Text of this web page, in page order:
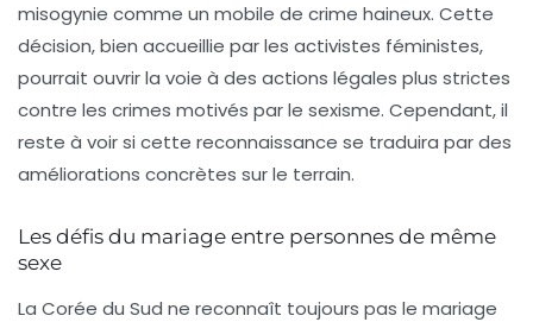
misogynie comme un mobile de crime haineux. Cette
décision, bien accueillie par les activistes féministes,
pourrait ouvrir la voie à des actions légales plus strictes
contre les crimes motivés par le sexisme. Cependant, il
reste à voir si cette reconnaissance se traduira par des
améliorations concrètes sur le terrain.
Les défis du mariage entre personnes de même
sexe
La Corée du Sud ne reconnaît toujours pas le mariage